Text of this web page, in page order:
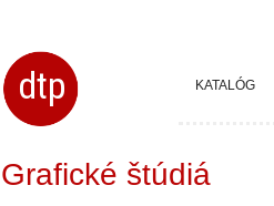
dtp KATALÓG
Grafické štúdiá